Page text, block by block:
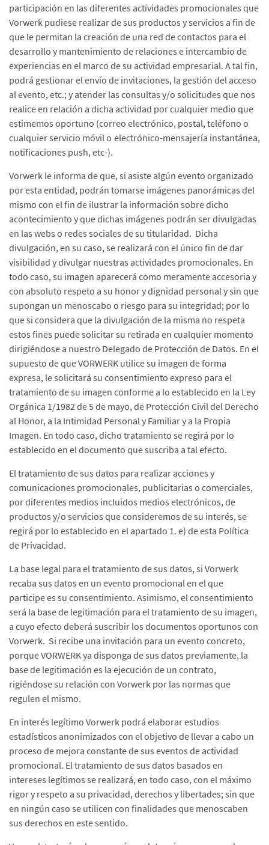
participación en las diferentes actividades promocionales que
Vorwerk pudiese realizar de sus productos y servicios a fin de
que le permitan la creación de una red de contactos para el
desarrollo y mantenimiento de relaciones e intercambio de
experiencias en el marco de su actividad empresarial. A tal fin,
podrá gestionar el envío de invitaciones, la gestión del acceso
al evento, etc.; y atender las consultas y/o solicitudes que nos
realice en relación a dicha actividad por cualquier medio que
estimemos oportuno (correo electrónico, postal, teléfono o
cualquier servicio móvil o electrónico-mensajería instantánea,
notificaciones push, etc-).
Vorwerk le informa de que, si asiste algún evento organizado
por esta entidad, podrán tomarse imágenes panorámicas del
mismo con el fin de ilustrar la información sobre dicho
acontecimiento y que dichas imágenes podrán ser divulgadas
en las webs o redes sociales de su titularidad. Dicha
divulgación, en su caso, se realizará con el único fin de dar
visibilidad y divulgar nuestras actividades promocionales. En
todo caso, su imagen aparecerá como meramente accesoria y
con absoluto respeto a su honor y dignidad personal y sin que
supongan un menoscabo o riesgo para su integridad; por lo
que si considera que la divulgación de la misma no respeta
estos fines puede solicitar su retirada en cualquier momento
dirigiéndose a nuestro Delegado de Protección de Datos. En el
supuesto de que VORWERK utilice su imagen de forma
expresa, le solicitará su consentimiento expreso para el
tratamiento de su imagen conforme a lo establecido en la Ley
Orgánica 1/1982 de 5 de mayo, de Protección Civil del Derecho
al Honor, a la Intimidad Personal y Familiar y a la Propia
Imagen. En todo caso, dicho tratamiento se regirá por lo
establecido en el documento que suscriba a tal efecto.
El tratamiento de sus datos para realizar acciones y
comunicaciones promocionales, publicitarias o comerciales,
por diferentes medios incluidos medios electrónicos, de
productos y/o servicios que consideremos de su interés, se
regirá por lo establecido en el apartado 1. e) de esta Política
de Privacidad.
La base legal para el tratamiento de sus datos, si Vorwerk
recaba sus datos en un evento promocional en el que
participe es su consentimiento. Asimismo, el consentimiento
será la base de legitimación para el tratamiento de su imagen,
a cuyo efecto deberá suscribir los documentos oportunos con
Vorwerk. Si recibe una invitación para un evento concreto,
porque VORWERK ya disponga de sus datos previamente, la
base de legitimación es la ejecución de un contrato,
rigiéndose su relación con Vorwerk por las normas que
regulen el mismo.
En interés legítimo Vorwerk podrá elaborar estudios
estadísticos anonimizados con el objetivo de llevar a cabo un
proceso de mejora constante de sus eventos de actividad
promocional. El tratamiento de sus datos basados en
intereses legítimos se realizará, en todo caso, con el máximo
rigor y respeto a su privacidad, derechos y libertades; sin que
en ningún caso se utilicen con finalidades que menoscaben
sus derechos en este sentido.